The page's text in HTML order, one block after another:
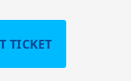
TICKET